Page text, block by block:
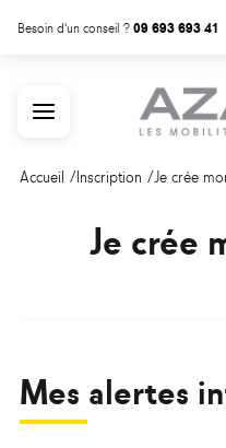
Besoin d'un conseil ?09 693 693 41
Menu
Accueil Inscription Je crée
Je crée
Mes alertes